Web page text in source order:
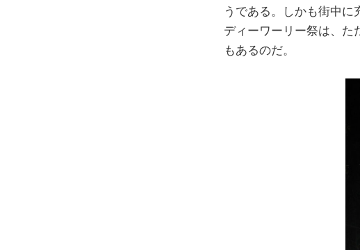
うである。しかも街中に
ディーワーリー祭は、た
もあるのだ。